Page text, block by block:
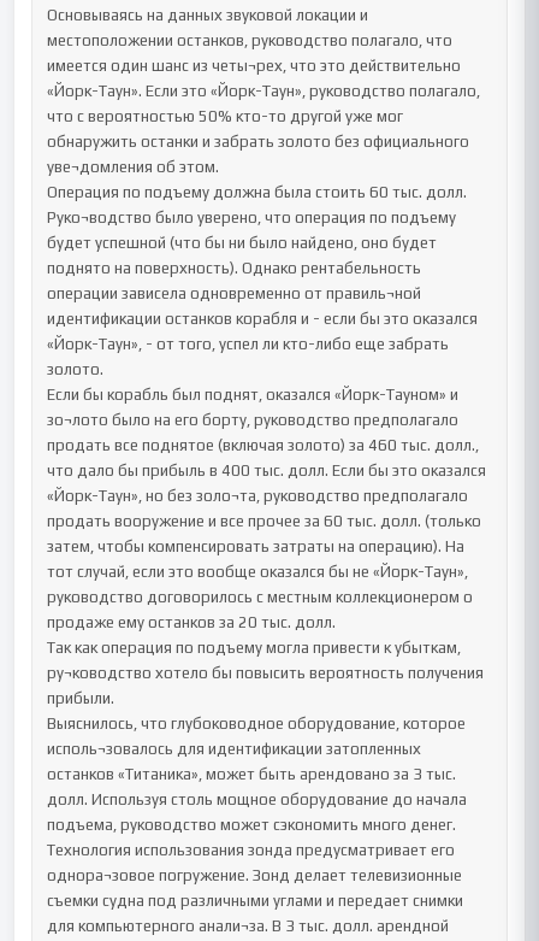
Основываясь на данных звуковой локации и
местоположении останков, руководство полагало, что
имеется один шанс из четы¬рех, что это действительно
«Йорк-Таун». Если это «Йорк-Таун», руководство полагало,
что с вероятностью 50% кто-то другой уже мог
обнаружить останки и забрать золото без официального
уве¬домления об этом.
Операция по подъему должна была стоить 60 тыс. долл.
Руко¬водство было уверено, что операция по подъему
будет успешной (что бы ни было найдено, оно будет
поднято на поверхность). Однако рентабельность
операции зависела одновременно от правиль¬ной
идентификации останков корабля и - если бы это оказался
«Йорк-Таун», - от того, успел ли кто-либо еще забрать
золото.
Если бы корабль был поднят, оказался «Йорк-Тауном» и
зо¬лото было на его борту, руководство предполагало
продать все поднятое (включая золото) за 460 тыс. долл.,
что дало бы прибыль в 400 тыс. долл. Если бы это оказался
«Йорк-Таун», но без золо¬та, руководство предполагало
продать вооружение и все прочее за 60 тыс. долл. (только
затем, чтобы компенсировать затраты на операцию). На
тот случай, если это вообще оказался бы не «Йорк-Таун»,
руководство договорилось с местным коллекционером о
продаже ему останков за 20 тыс. долл.
Так как операция по подъему могла привести к убыткам,
ру¬ководство хотело бы повысить вероятность получения
прибыли.
Выяснилось, что глубоководное оборудование, которое
исполь¬зовалось для идентификации затопленных
останков «Титаника», может быть арендовано за 3 тыс.
долл. Используя столь мощное оборудование до начала
подъема, руководство может сэкономить много денег.
Технология использования зонда предусматривает его
однора¬зовое погружение. Зонд делает телевизионные
съемки судна под различными углами и передает снимки
для компьютерного анали¬за. В 3 тыс. долл. арендной